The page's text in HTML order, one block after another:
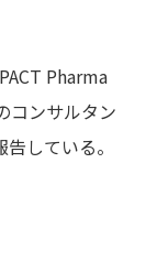
Pharma
ンサルタン
している。